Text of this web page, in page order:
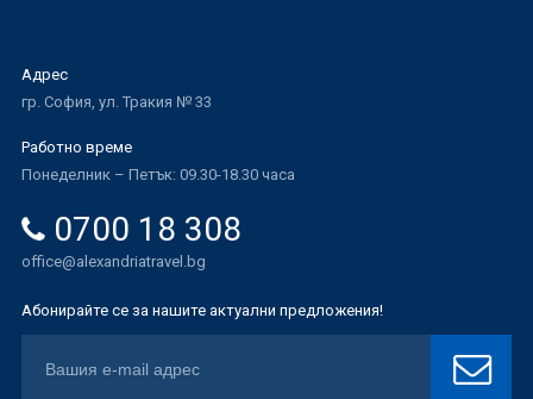
Адрес
гр. София, ул. Тракия № 33
Работно време
Понеделник – Петък: 09.30-18.30 часа
0700 18 308
office@alexandriatravel.bg
Абонирайте се за нашите актуални предложения!